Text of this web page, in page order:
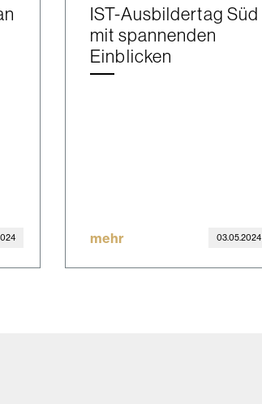
IST-Ausbildertag Süd
mit spannenden
Einblicken
mehr 03.05.2024